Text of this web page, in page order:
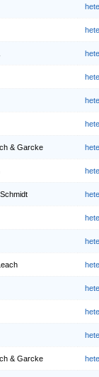
& Garcke
& Garcke